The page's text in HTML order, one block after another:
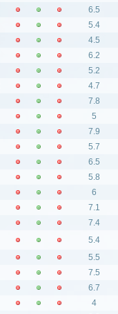
6.5
5.4
4.5
6.2
5.2
4.7
7.8
5
7.9
5.7
6.5
5.8
6
7.1
7.4
5.4
5.5
7.5
6.7
4